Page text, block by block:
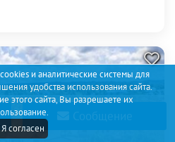
и аналитические системы для
удобства использования сайта.
этого сайта, Вы разрешаете их
согласен
Сообщение